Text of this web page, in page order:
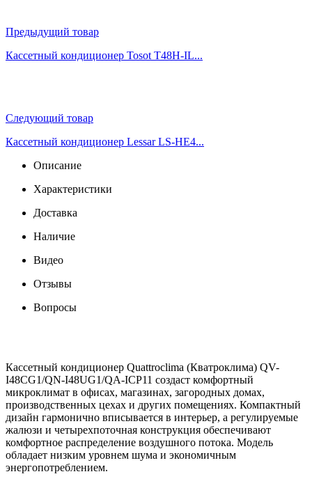
Предыдущий товар
Кассетный кондиционер Tosot T48H-IL...
Следующий товар
Кассетный кондиционер Lessar LS-HE4...
Описание
Характеристики
Доставка
Наличие
Видео
Отзывы
Вопросы
Кассетный кондиционер Quattroclima (Кватроклима) QV-
I48CG1/QN-I48UG1/QA-ICP11 создаст комфортный
микроклимат в офисах, магазинах, загородных домах,
производственных цехах и других помещениях. Компактный
дизайн гармонично вписывается в интерьер, а регулируемые
жалюзи и четырехпоточная конструкция обеспечивают
комфортное распределение воздушного потока. Модель
обладает низким уровнем шума и экономичным
энергопотреблением.